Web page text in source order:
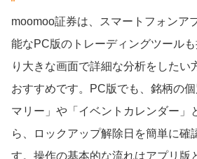
moomoo証券は、スマートフォンア
能なPC版のトレーディングツール
り大きな画面で詳細な分析をしたい
おすすめです。PC版でも、銘柄の
マリー」や「イベントカレンダー」
ら、ロックアップ解除日を簡単に確
す。操作の基本的な流れはアプリ版